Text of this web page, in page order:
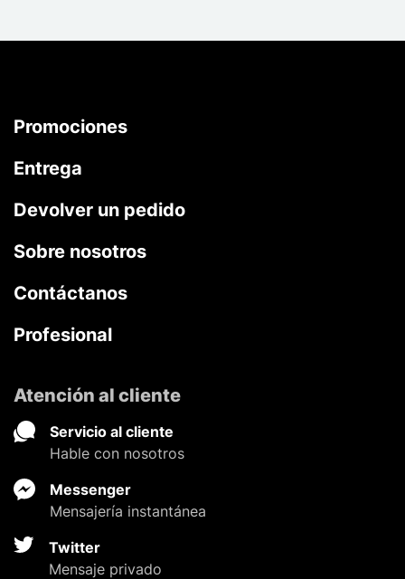
Promociones
Entrega
Devolver un pedido
Sobre nosotros
Contáctanos
Profesional
Atención al cliente
Servicio al cliente
Hable con nosotros
Messenger
Mensajería instantánea
Twitter
Mensaje privado